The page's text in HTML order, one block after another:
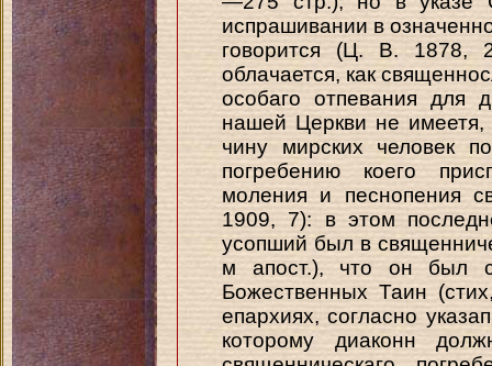
испрашивании в
говорится (Ц. В. 1878,
облачается, как
особаго отпевания для
нашей Церкви не имеетя,
чину мирских человек
погребению коего
моления и песнопения
1909, 7): в этом
усопший был в
м апост.), что он был
Божественных Таин
епархиях, согласно
которому диаконн